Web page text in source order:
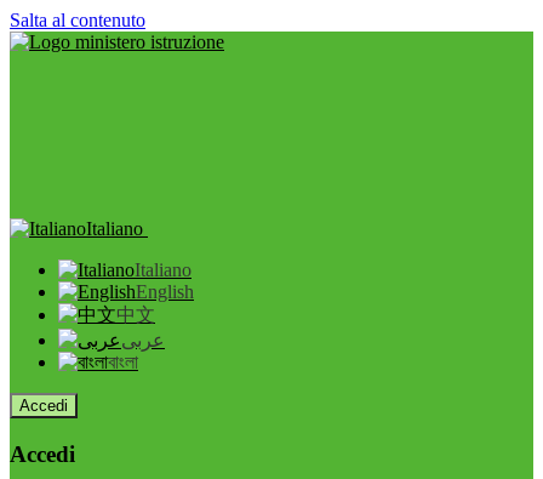
Salta al contenuto
Italiano
Italiano
English
中文
عربى
বাংলা
Accedi
Accedi